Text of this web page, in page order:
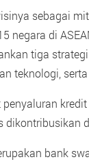
sebagai
negara di
tiga
teknologi,
bank